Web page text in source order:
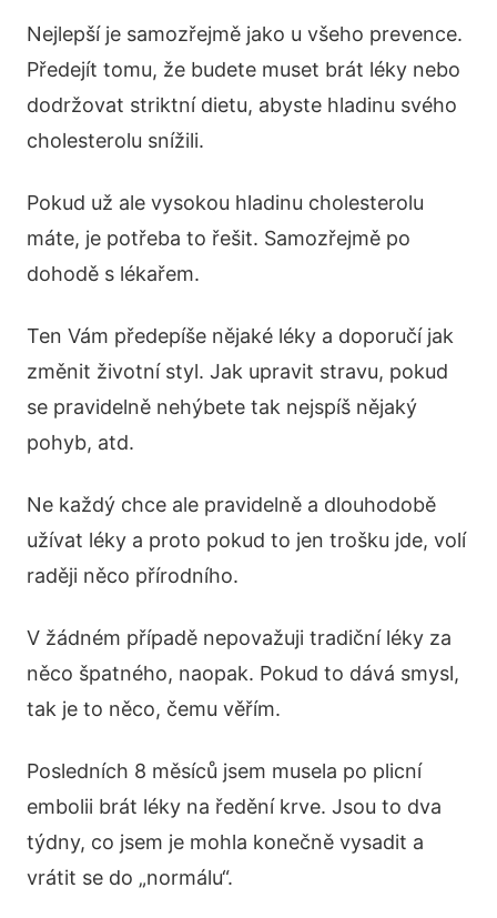
Nejlepší je samozřejmě jako u všeho prevence.
Předejít tomu, že budete muset brát léky nebo
dodržovat striktní dietu, abyste hladinu svého
cholesterolu snížili.
Pokud už ale vysokou hladinu cholesterolu
máte, je potřeba to řešit. Samozřejmě po
dohodě s lékařem.
Ten Vám předepíše nějaké léky a doporučí jak
změnit životní styl. Jak upravit stravu, pokud
se pravidelně nehýbete tak nejspíš nějaký
pohyb, atd.
Ne každý chce ale pravidelně a dlouhodobě
užívat léky a proto pokud to jen trošku jde, volí
raději něco přírodního.
V žádném případě nepovažuji tradiční léky za
něco špatného, naopak. Pokud to dává smysl,
tak je to něco, čemu věřím.
Posledních 8 měsíců jsem musela po plicní
embolii brát léky na ředění krve. Jsou to dva
týdny, co jsem je mohla konečně vysadit a
vrátit se do „normálu“.